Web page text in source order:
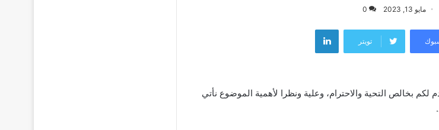
مايو 13, 2023 0
تويتر
لينكدإن
بخالص التحية والاحترام، وعلية ونظرا لأهمية الموضوع نأتي